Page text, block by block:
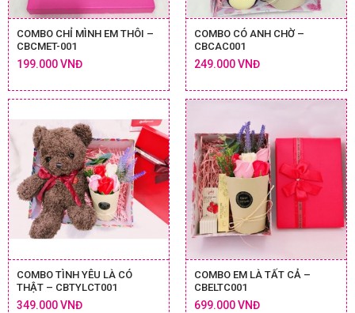
COMBO CHỈ MÌNH EM THÔI –
CBCMET-001
199.000 VNĐ
COMBO CÓ ANH CHỜ –
CBCAC001
249.000 VNĐ
COMBO TÌNH YÊU LÀ CÓ
THẬT – CBTYLCT001
349.000 VNĐ
COMBO EM LÀ TẤT CẢ –
CBELTC001
699.000 VNĐ